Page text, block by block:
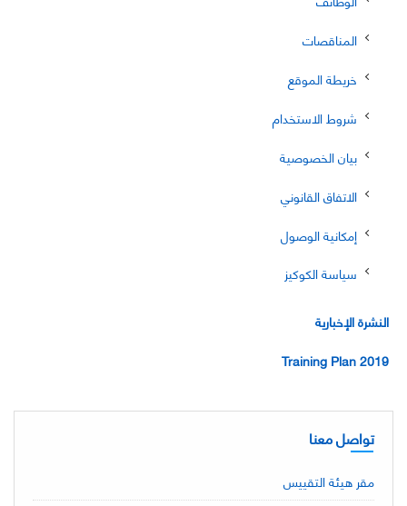
المناقصات
خريطة الموقع
شروط الاستخدام
بيان الخصوصية
الاتفاق القانوني
إمكانية الوصول
سياسة الكوكيز
النشرة الإخبارية
Training Plan 2019
تواصل معنا
مقر هيئة التقييس